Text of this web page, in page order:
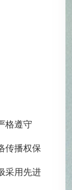
格遵守
传播权保
采用先进